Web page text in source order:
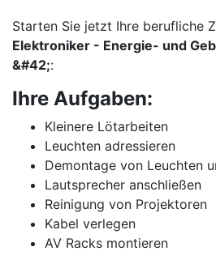
Starten Sie jetzt Ihre berufliche
Elektroniker - Energie- und
&#42;:
Ihre Aufgaben:
Kleinere Lötarbeiten
Leuchten adressieren
Demontage von Leuchten
Lautsprecher anschließen
Reinigung von Projektoren
Kabel verlegen
AV Racks montieren